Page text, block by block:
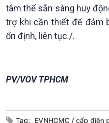
Văn hoá & Du lịch
Tin Văn hoá & Du lịch
Chát với người nổi tiếng
tâm thế sẵn sàng huy
trợ khi cần thiết để đảm
ổn định, liên tục./.
PV/VOV TPHCM
Tag: EVNHCMC cấp điện